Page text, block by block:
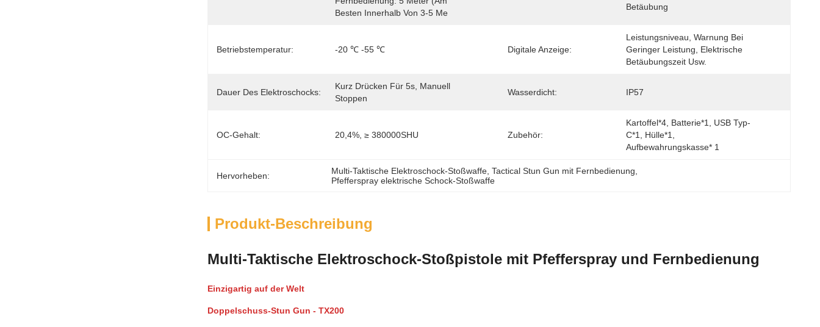
Besten Innerhalb Von 3-5 Me
Betäubung
Betriebstemperatur: -20 ℃ -55 ℃ Digitale Anzeige:
Leistungsniveau, Warnung Bei
Geringer Leistung, Elektrische
Betäubungszeit Usw.
Dauer Des Elektroschocks:
Kurz Drücken Für 5s, Manuell
Stoppen
Wasserdicht: IP57
OC-Gehalt: 20,4%, ≥ 380000SHU Zubehör:
Kartoffel*4, Batterie*1, USB Typ-
C*1, Hülle*1,
Aufbewahrungskasse* 1
Hervorheben: Multi-Taktische Elektroschock-Stoßwaffe , Tactical Stun Gun mit Fernbedienung
Pfefferspray elektrische Schock-Stoßwaffe
Produkt-Beschreibung
Multi-Taktische Elektroschock-Stoßpistole mit Pfefferspray und Fernbedienung
Einzigartig auf der Welt
Doppelschuss-Stun Gun - TX200